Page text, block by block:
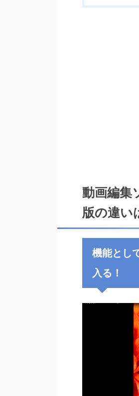
動画編集
版の違い
機能とし
入る！